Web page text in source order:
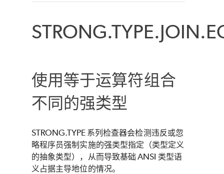
使用等于运算符组合
不同的强类型
STRONG.TYPE 系列检查器会检测违反或忽
略程序员强制实施的强类型指定（类型定义
的抽象类型），从而导致基础 ANSI 类型语
义占据主导地位的情况。